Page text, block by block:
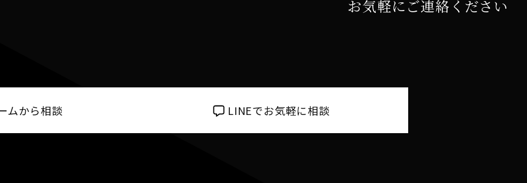
お気軽にご連絡ください
ムから相談 LINEでお気軽に相談